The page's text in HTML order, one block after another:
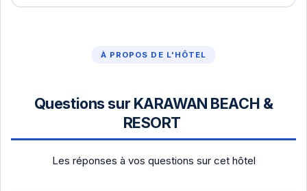
À PROPOS DE L'HÔTEL
Questions sur KARAWAN BEACH &
RESORT
Les réponses à vos questions sur cet hôtel